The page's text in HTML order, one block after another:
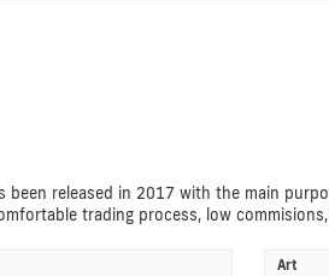
been released in 2017 with the main
comfortable trading process, low
Art